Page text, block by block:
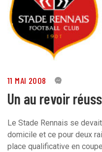
11 MAI 2008 0
Un au revoir
Le Stade Rennais se
domicile et ce pour deux
place qualificative en